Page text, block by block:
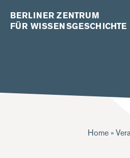
BERLINER ZENTRUM
FÜR WISSENSGESCHICHTE
Home